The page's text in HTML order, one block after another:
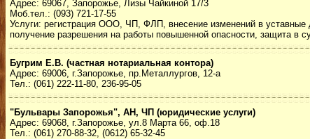
Адрес: 69067, Запорожье, Лизы Чайкиной 17/3
Моб.тел.: (093) 721-17-55
Услуги: регистрация ООО, ЧП, ФЛП, внесение изменений в уставные
получение разрешения на работы повышенной опасности, защита в
Бугрим Е.В. (частная нотариальная контора)
Адрес: 69006, г.Запорожье, пр.Металлургов, 12-а
Тел.: (061) 222-11-80, 236-95-05
"Бульвары Запорожья", АН, ЧП (юридические услуги)
Адрес: 69068, г.Запорожье, ул.8 Марта 66, оф.18
Тел.: (061) 270-88-32, (0612) 65-32-45